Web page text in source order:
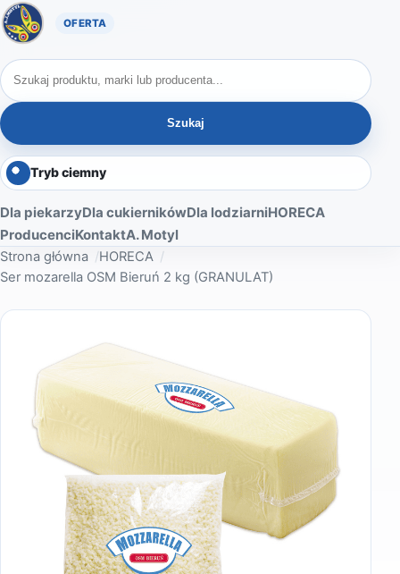
Oferta A. Motyl
Szukaj produktów
Szukaj
Tryb ciemny
Dla piekarzyDla cukiernikówDla lodziarniHORECA
ProducenciKontaktA. Motyl
Strona główna
HORECA
Ser mozarella OSM Bieruń 2 kg (GRANULAT)